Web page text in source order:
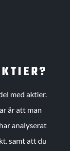
med aktier.
är att man
analyserat
samt att du